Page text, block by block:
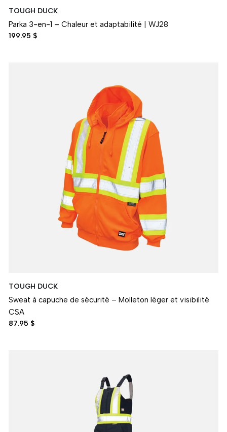
TOUGH DUCK
Parka 3-en-1 – Chaleur et adaptabilité | WJ28
199.95 $
TOUGH DUCK
Sweat à capuche de sécurité – Molleton léger et visibilité
CSA
87.95 $